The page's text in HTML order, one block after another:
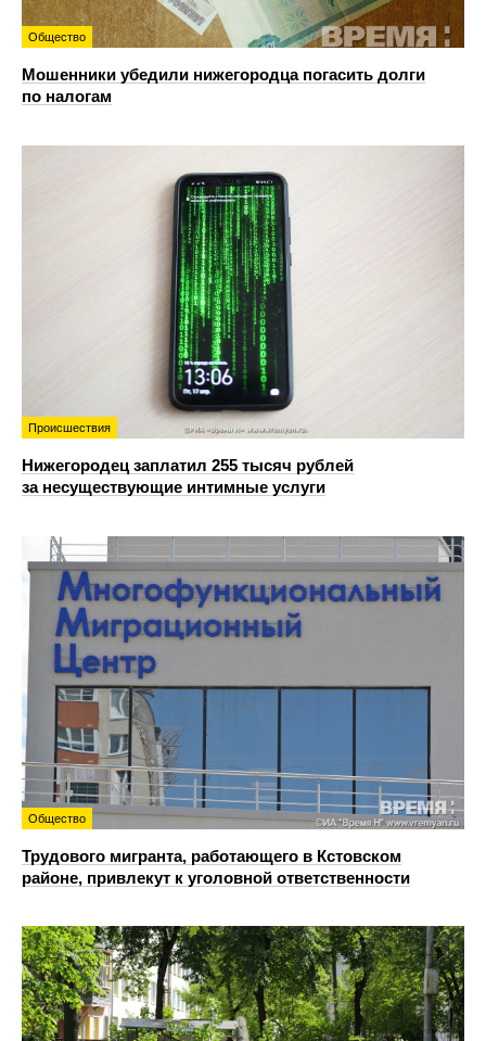
Общество
Мошенники убедили нижегородца погасить долги
по налогам
Происшествия
Нижегородец заплатил 255 тысяч рублей
за несуществующие интимные услуги
Общество
Трудового мигранта, работающего в Кстовском
районе, привлекут к уголовной ответственности